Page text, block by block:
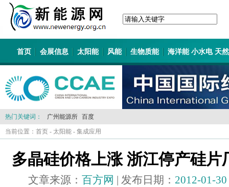
首页 会展信息 太阳能 风能 生物质能 海洋能 小水电 天
热门关键词： 广州能源所 百度
当前位置： 首页 - 太阳能 - 集成应用
多晶硅价格上涨 浙江停产硅片
文章来源： 百方网 | 发布日期： 2012-01-30